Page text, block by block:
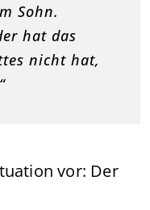
Sohn.
hat das
nicht hat,
vor: Der